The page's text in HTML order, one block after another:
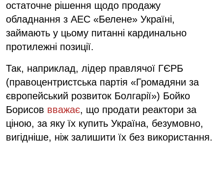
остаточне рішення щодо продажу
обладнання з АЕС «Белене» Україні,
займають у цьому питанні кардинально
протилежні позиції.
Так, наприклад, лідер правлячої ГЄРБ
(правоцентристська партія «Громадяни за
європейський розвиток Болгарії») Бойко
Борисов вважає, що продати реактори за
ціною, за яку їх купить Україна, безумовно,
вигідніше, ніж залишити їх без використання.